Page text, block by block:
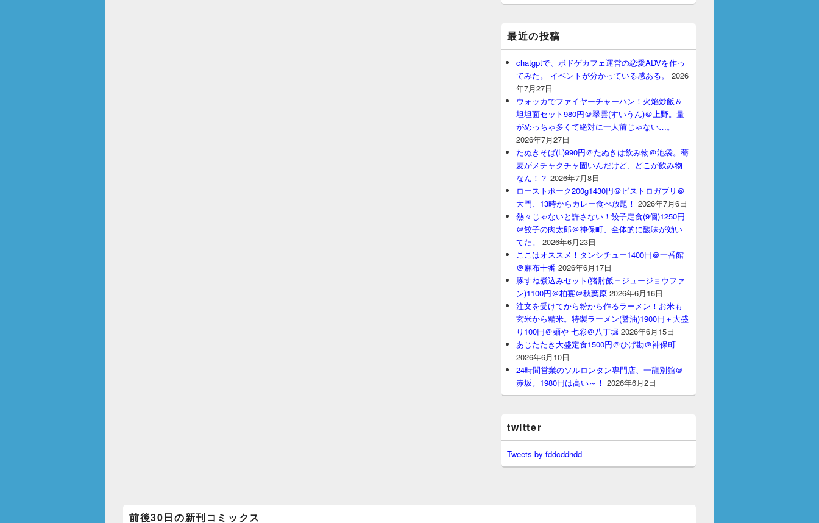
最近の投稿
chatgptで、ボドゲカフェ運営の恋愛ADVを作っ
てみた。 イベントが分かっている感ある。
2026
年7月27日
ウォッカでファイヤーチャーハン！火焰炒飯＆
坦坦面セット980円＠翠雲(すいうん)＠上野。量
がめっちゃ多くて絶対に一人前じゃない…。
2026年7月27日
たぬきそば(L)990円＠たぬきは飲み物＠池袋。蕎
麦がメチャクチャ固いんだけど、どこが飲み物
なん！？ 2026年7月8日
ローストポーク200g1430円＠ビストロガブリ＠
大門、13時からカレー食べ放題！ 2026年7月6日
熱々じゃないと許さない！餃子定食(9個)1250円
＠餃子の肉太郎＠神保町、全体的に酸味が効い
てた。
2026年6月23日
ここはオススメ！タンシチュー1400円＠一番館
＠麻布十番 2026年6月17日
豚すね煮込みセット(猪肘飯＝ジュージョウファ
ン)1100円＠柏宴＠秋葉原 2026年6月16日
注文を受けてから粉から作るラーメン！お米も
玄米から精米。特製ラーメン(醤油)1900円＋大盛
り100円＠麺や 七彩＠八丁堀 2026年6月15日
あじたたき大盛定食1500円＠ひげ勘＠神保町
2026年6月10日
24時間営業のソルロンタン専門店、一龍別館＠
赤坂。1980円は高い～！ 2026年6月2日
twitter
Tweets by fddcddhdd
前後30日の新刊コミックス